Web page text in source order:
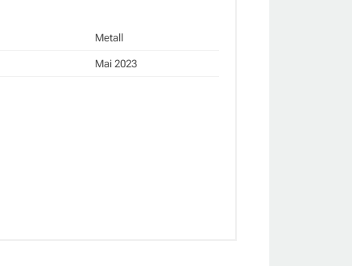
Metall
Mai 2023